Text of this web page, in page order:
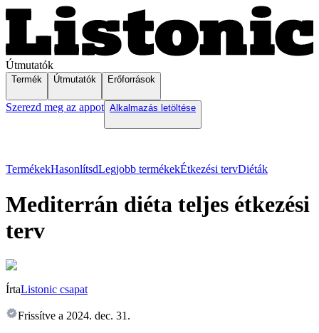
Útmutatók
Termék Útmutatók Erőforrások
Szerezd meg az appot Alkalmazás letöltése
TermékekHasonlítsdLegjobb termékekÉtkezési tervDiéták
Mediterrán diéta teljes étkezési
terv
ÍrtaListonic csapat
Frissítve a 2024. dec. 31.